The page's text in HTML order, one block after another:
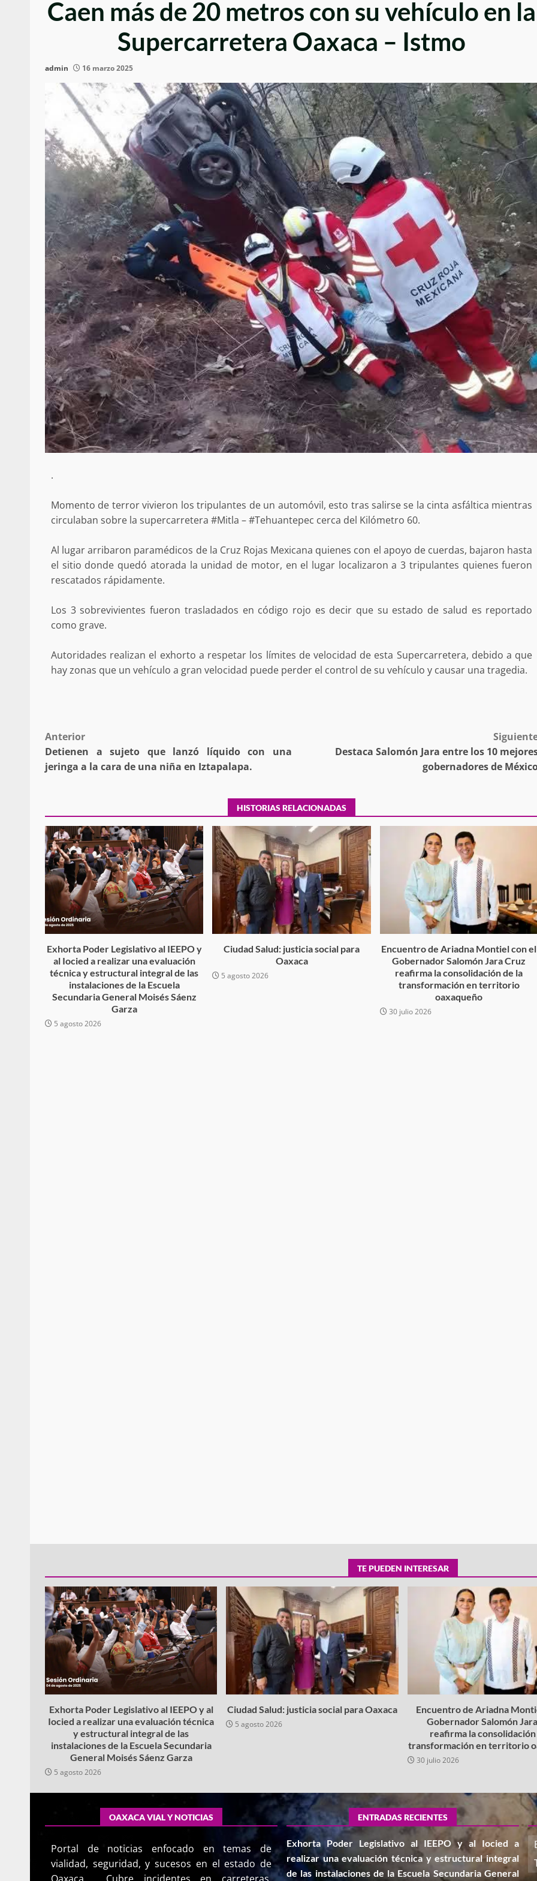
Caen más de 20 metros con su vehículo en la
Supercarretera Oaxaca – Istmo
admin 16 marzo 2025
.
Momento de terror vivieron los tripulantes de un automóvil, esto tras salirse se la cinta asfáltica mientras
circulaban sobre la supercarretera #Mitla – #Tehuantepec cerca del Kilómetro 60.
Al lugar arribaron paramédicos de la Cruz Rojas Mexicana quienes con el apoyo de cuerdas, bajaron hasta
el sitio donde quedó atorada la unidad de motor, en el lugar localizaron a 3 tripulantes quienes fueron
rescatados rápidamente.
Los 3 sobrevivientes fueron trasladados en código rojo es decir que su estado de salud es reportado
como grave.
Autoridades realizan el exhorto a respetar los límites de velocidad de esta Supercarretera, debido a que
hay zonas que un vehículo a gran velocidad puede perder el control de su vehículo y causar una tragedia.
Post
navigation
Anterior
Detienen a sujeto que lanzó líquido con una
jeringa a la cara de una niña en Iztapalapa.
Destaca Salomón Jara entre los 10
gobernadores de
HISTORIAS RELACIONADAS
Exhorta Poder Legislativo al IEEPO y
al Iocied a realizar una evaluación
técnica y estructural integral de las
instalaciones de la Escuela
Secundaria General Moisés Sáenz
Garza
5 agosto 2026
Ciudad Salud: justicia social para
Oaxaca
5 agosto 2026
Encuentro de Ariadna Montiel con el
Gobernador Salomón Jara Cruz
reafirma la consolidación de la
transformación en territorio
oaxaqueño
30 julio 2026
Respaldar la Reforma Electoral es estar del
lado del pueblo: Tania Caballero
5 marzo 2026
Exhorta Poder Legislativo al IEEPO y al Iocied
estructural integral de las instalaciones de la
Escuela Secundaria General Moisés Sáenz
Garza
22 octubre 2024
¡Histórico! Bukele elimina el presupuesto a
30 enero 2025
Sanciona Municipio de Oaxaca de
Juárez caso de maltrato animal tras
denuncia ciudadana
admin 16 julio 2026
Exhorta Poder Legislativo al IEEPO
y al Iocied a realizar una evaluación
técnica y estructural integral de las
instalaciones de la Escuela
Secundaria General Moisés
Garza
admin 5 agosto 2026
TE PUEDEN INTERESAR
Exhorta Poder Legislativo al IEEPO y al
Iocied a realizar una evaluación técnica
y estructural integral de las
instalaciones de la Escuela Secundaria
General Moisés Sáenz Garza
5 agosto 2026
Ciudad Salud: justicia social para Oaxaca
5 agosto 2026
Encuentro de Ariadna
Gobernador Salomón
reafirma la consolidación
transformación en territorio
30 julio 2026
OAXACA VIAL Y NOTICIAS
Portal de noticias enfocado en temas de
vialidad, seguridad, y sucesos en el estado de
ENTRADAS RECIENTES
Exhorta Poder Legislativo al IEEPO y al Iocied a
realizar una evaluación técnica y estructural integral
de las instalaciones de la Escuela Secundaria General